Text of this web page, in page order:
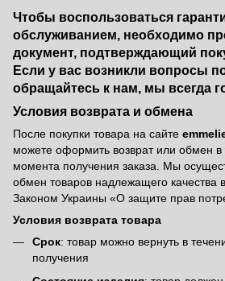
Чтобы воспользоваться
обслуживанием, необходимо
документ, подтверждающий
Если у вас возникли вопросы
обращайтесь к нам, мы всегда
Условия возврата и обмена
После покупки товара на сайте
можете оформить возврат или обмен в
момента получения заказа. Мы
обмен товаров надлежащего качества
Законом Украины «О защите прав
Условия возврата товара
Срок: товар можно вернуть в
получения